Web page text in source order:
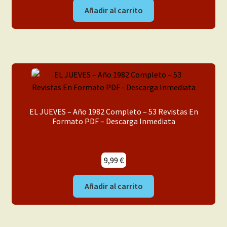
Añadir al carrito
EL JUEVES – Año 1982 Completo – 53 Revistas En
Formato PDF – Descarga Inmediata
9,99 €
Añadir al carrito